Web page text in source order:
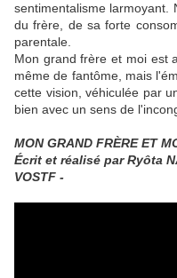
sentimentalisme larmoyant.
du frère, de sa forte
parentale.
Mon grand frère et moi est
même de fantôme, mais
cette vision, véhiculée par
bien avec un sens de
MON GRAND FRÈRE ET
Écrit et réalisé par Ryôta
VOSTF -